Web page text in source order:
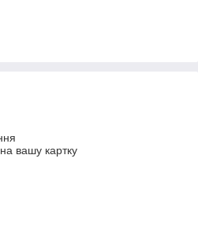
вашу картку